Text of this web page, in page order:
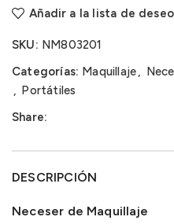
Añadir a la lista de
SKU: NM803201
Categorías: Maquillaje,
, Portátiles
Share:
DESCRIPCIÓN
Neceser de Maquillaje